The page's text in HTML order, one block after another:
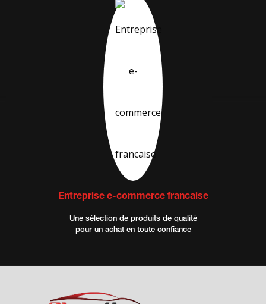
Entreprise e-commerce francaise
Une sélection de produits de qualité
pour un achat en toute confiance